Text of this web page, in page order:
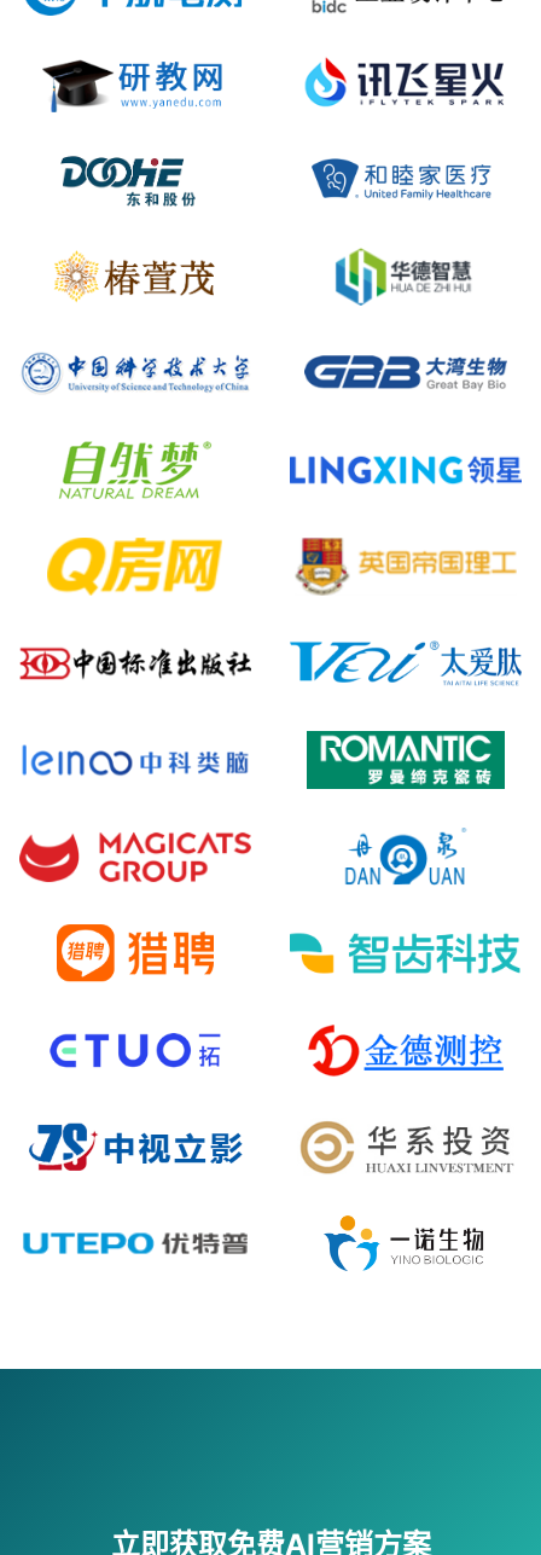
立即获取免费AI营销方案